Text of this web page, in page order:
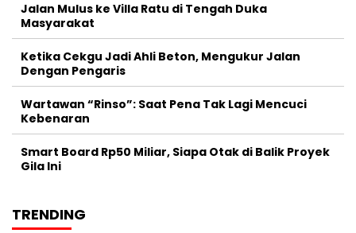
Jalan Mulus ke Villa Ratu di Tengah Duka
Masyarakat
Ketika Cekgu Jadi Ahli Beton, Mengukur Jalan
Dengan Pengaris
Wartawan “Rinso”: Saat Pena Tak Lagi Mencuci
Kebenaran
Smart Board Rp50 Miliar, Siapa Otak di Balik Proyek
Gila Ini
TRENDING